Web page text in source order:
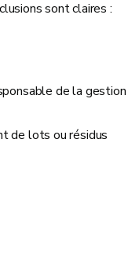
sont claires :
de la gestion
de lots ou résidus